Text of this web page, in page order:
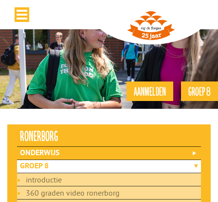
GROEP 8
AANMELDEN
ronerborg
ONDERWIJS
GROEP 8
introductie
360 graden video ronerborg